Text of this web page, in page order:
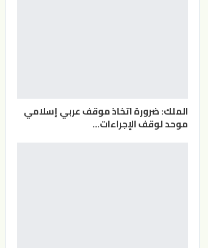
الملك: ضرورة اتخاذ موقف عربي إسلامي
موحد لوقف الإجراءات…